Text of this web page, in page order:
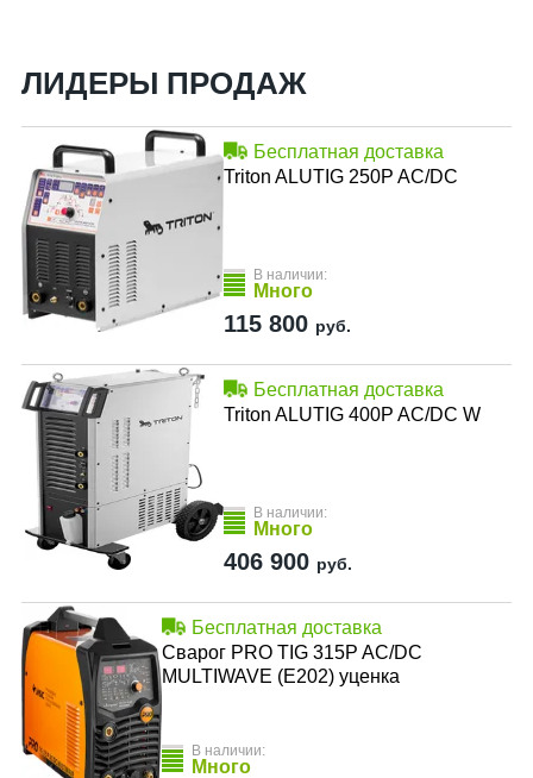
ЛИДЕРЫ ПРОДАЖ
Бесплатная доставка
Triton ALUTIG 250P AC/DC
В наличии:
Много
115 800 руб.
Бесплатная доставка
Triton ALUTIG 400P AC/DC W
В наличии:
Много
406 900 руб.
Бесплатная доставка
Сварог PRO TIG 315P AC/DC
MULTIWAVE (E202) уценка
В наличии:
Много